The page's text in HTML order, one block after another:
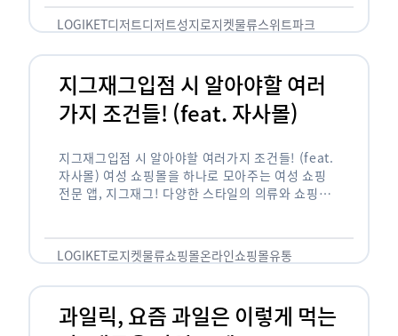
LOGIKET디저트디저트성지로지켓물류스위트파크
지그재그입점 시 알아야할 여러
가지 조건들! (feat. 자사몰)
지그재그입점 시 알아야할 여러가지 조건들! (feat.
자사몰) 여성 쇼핑몰을 하나로 모아주는 여성 쇼핑
전문 앱, 지그재그! 다양한 스타일의 의류와 쇼핑몰
LOGIKET로지켓물류쇼핑몰온라인쇼핑몰유통
과일릭, 요즘 과일은 이렇게 먹는